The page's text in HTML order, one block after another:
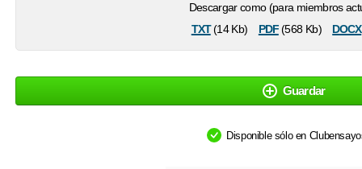
Descargar como (para miembros
txt(14 Kb) pdf(568 Kb) docx
Guardar
Disponible sólo en